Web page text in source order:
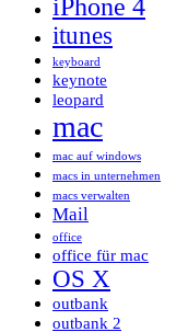
iPhone 4
itunes
keyboard
keynote
leopard
mac
mac auf windows
macs in unternehmen
macs verwalten
Mail
office
office für mac
OS X
outbank
outbank 2